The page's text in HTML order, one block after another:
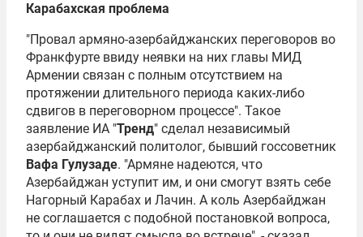
Карабахская проблема
"Провал армяно-азербайджанских переговоров во
Франкфурте ввиду неявки на них главы МИД
Армении связан с полным отсутствием на
протяжении длительного периода каких-либо
сдвигов в переговорном процессе". Такое
заявление ИА "Тренд" сделал независимый
азербайджанский политолог, бывший госсоветник
Вафа Гулузаде. "Армяне надеются, что
Азербайджан уступит им, и они смогут взять себе
Нагорный Карабах и Лачин. А коль Азербайджан
не соглашается с подобной постановкой вопроса,